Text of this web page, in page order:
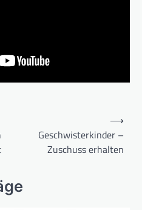
Geschwisterkinder –
Zuschuss erhalten
⟶